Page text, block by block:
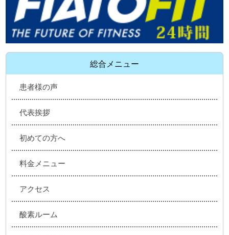
総合メニュー
患者様の声
代表挨拶
初めての方へ
料金メニュー
アクセス
酸素ルーム